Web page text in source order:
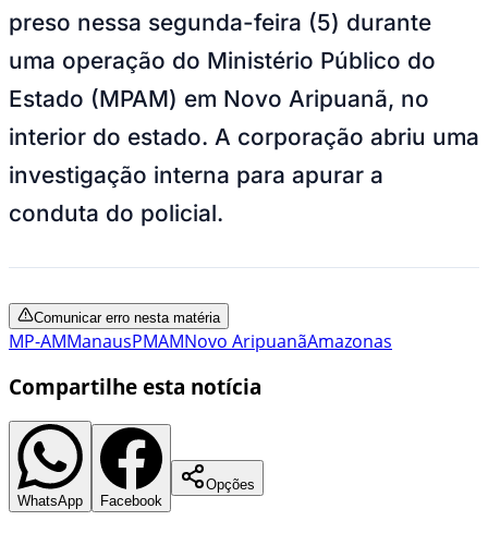
preso nessa segunda-feira (5) durante
uma operação do Ministério Público do
Estado (MPAM) em Novo Aripuanã, no
interior do estado. A corporação abriu uma
investigação interna para apurar a
conduta do policial.
Comunicar erro nesta matéria
MP-AMManausPMAMNovo AripuanãAmazonas
Compartilhe esta notícia
WhatsApp Facebook
Opções